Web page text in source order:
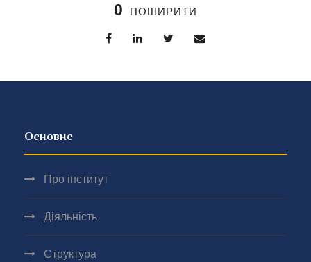
0 ПОШИРИТИ
Основне
Про інститут
Діяльність
Структура